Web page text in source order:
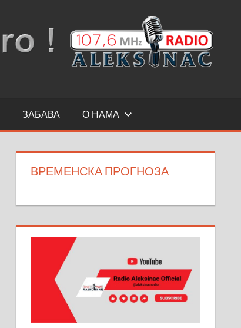
ЗАБАВА О НАМА
ВРЕМЕНСКА ПРОГНОЗА